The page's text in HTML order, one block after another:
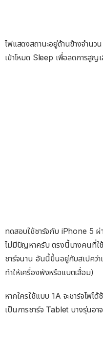
ไฟแสดงสถานะอยู่ด้านข้างจำนว
เข้าโหมด Sleep เพื่อลดการสูญ
ทดสอบใช้ชาร์จกับ iPhone 5 ผ่า
ไม่มีปัญหาครับ ตรงนี้บางคนที่ใ
ชาร์จนาน อันนี้ขึ้นอยู่กับสเปคว่
ทำให้เครื่องพังหรือแบตเสื่อม)
หากใครใช้แบบ 1A จะชาร์จไฟไ
เป็นการชาร์จ Tablet บางรุ่นอา